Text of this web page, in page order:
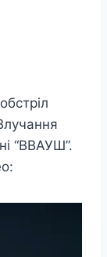
“ВВАУШ”.